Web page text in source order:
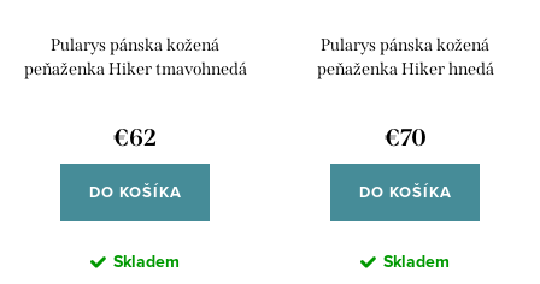
Pularys pánska kožená
peňaženka Hiker tmavohnedá
€62
DO KOŠÍKA
Skladem
Pularys pánska kožená
peňaženka Hiker hnedá
€70
DO KOŠÍKA
Skladem